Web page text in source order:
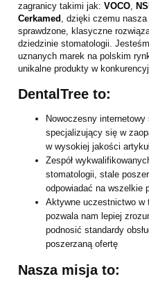
zagranicy takimi jak: VOCO,
Cerkamed , dzięki czemu
sprawdzone, klasyczne
dziedzinie stomatologii.
uznanych marek na polskim
unikalne produkty w
DentalTree to:
Nowoczesny
specjalizujący się w
w wysokiej jakości
Zespół
stomatologii, stale
odpowiadać na wszelkie
Aktywne uczestnictwo w
pozwala nam lepiej
podnosić standardy
poszerzaną ofertę
Nasza misja to: